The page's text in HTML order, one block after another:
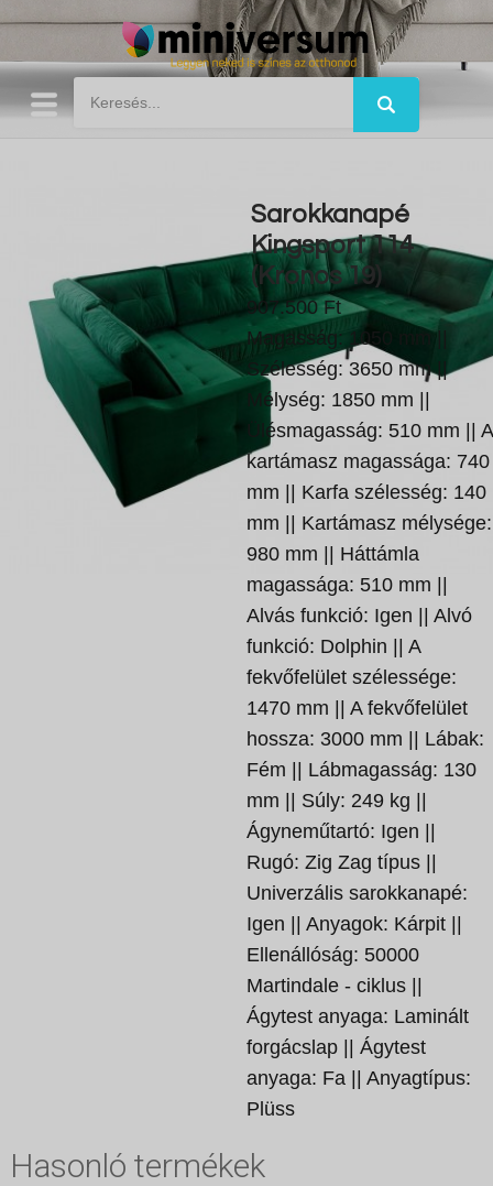
Sarokkanapé
Kingsport 114
(Kronos 19)
907.500 Ft
Magasság: 1050 mm ||
Szélesség: 3650 mm ||
Mélység: 1850 mm ||
Ülésmagasság: 510 mm || A
kartámasz magassága: 740
mm || Karfa szélesség: 140
mm || Kartámasz mélysége:
980 mm || Háttámla
magassága: 510 mm ||
Alvás funkció: Igen || Alvó
funkció: Dolphin || A
fekvőfelület szélessége:
1470 mm || A fekvőfelület
hossza: 3000 mm || Lábak:
Fém || Lábmagasság: 130
mm || Súly: 249 kg ||
Ágyneműtartó: Igen ||
Rugó: Zig Zag típus ||
Univerzális sarokkanapé:
Igen || Anyagok: Kárpit ||
Ellenállóság: 50000
Martindale - ciklus ||
Ágytest anyaga: Laminált
forgácslap || Ágytest
anyaga: Fa || Anyagtípus:
Plüss
Hasonló termékek